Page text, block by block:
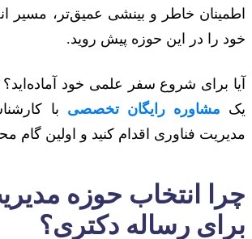
اطمینان خاطر و بینشی عمیق‌تر، مسیر
خود را در این حوزه پیش روید.
آیا برای شروع سفر علمی خود
یک مشاوره رایگان تخصصی با
مدیریت فناوری اقدام کنید و اولین گام
چرا انتخاب حوزه
برای رساله دکتری؟